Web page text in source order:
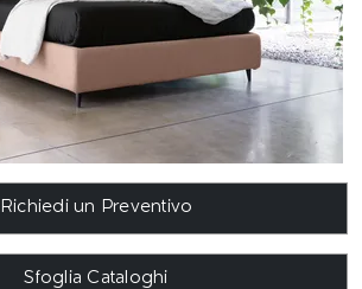
Richiedi un Preventivo
Sfoglia Cataloghi